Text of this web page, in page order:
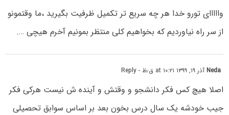
وااااای تورو خدا هر چه سریع تر تکمیل ظرفیت بگیرید ،ما وقتمونو
از سر راه نیاوردیم که بخواهیم کلی منتظر بمونیم آخرم هیچی ….
Nedaآذر ۱۹, ۱۳۹۹ at ۱۰:۲۱ ق٫ظ - Reply
اصلا هیچ کس فکر دانشجو و وقتش و آینده ش نیست هرکی فکر
جیب خودشه یک سال درس بخون بعد بر اساس سوابق تحصیلی